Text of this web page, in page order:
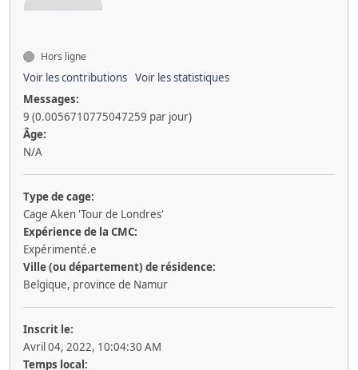
Hors ligne
Voir les contributions Voir les statistiques
Messages:
9 (0.0056710775047259 par jour)
Âge:
N/A
Type de cage:
Cage Aken 'Tour de Londres'
Expérience de la CMC:
Expérimenté.e
Ville (ou département) de résidence:
Belgique, province de Namur
Inscrit le:
Avril 04, 2022, 10:04:30 AM
Temps local: